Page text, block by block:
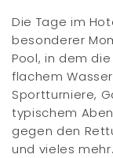
Die Tage im
besonderer
Pool, in dem
flachem
Sportturniere,
typischem
gegen den
und vieles mehr.